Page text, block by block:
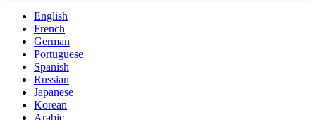
English
French
German
Portuguese
Spanish
Russian
Japanese
Korean